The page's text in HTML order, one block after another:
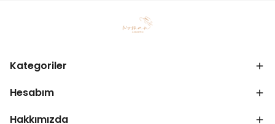
Kategoriler
Hesabım
Hakkımızda